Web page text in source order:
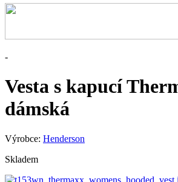
-
Vesta s kapucí
dámská
Výrobce: Henderson
Skladem